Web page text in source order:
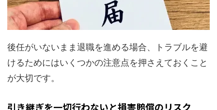
後任がいないまま退職を進める場合、トラブルを避
けるためにはいくつかの注意点を押さえておくこと
が大切です。
引き継ぎを一切行わないと損害賠償のリスク